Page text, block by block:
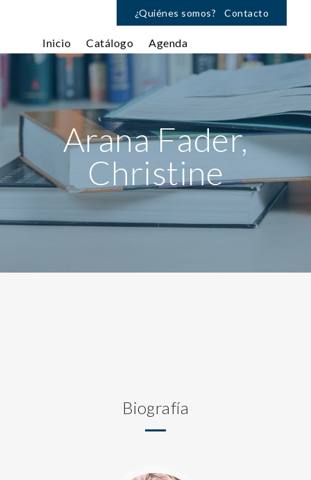
¿Quiénes somos? Contacto
Inicio Catálogo Agenda
Arana Fader,
Christine
Biografía